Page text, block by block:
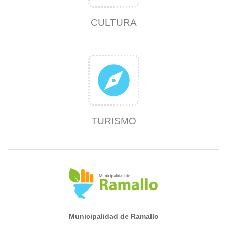
CULTURA
explore
TURISMO
Municipalidad de Ramallo